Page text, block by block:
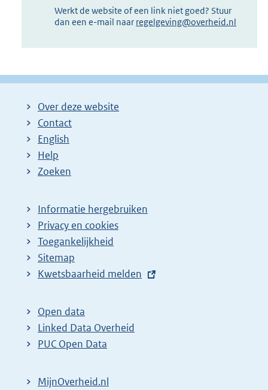
Werkt de website of een link niet goed? Stuur
dan een e-mail naar regelgeving@overheid.nl
Over deze website
Contact
English
Help
Zoeken
Informatie hergebruiken
Privacy en cookies
Toegankelijkheid
Sitemap
E
t
e
r
l
Kwetsbaarheid melden
Open data
Linked Data Overheid
PUC Open Data
MijnOverheid.nl